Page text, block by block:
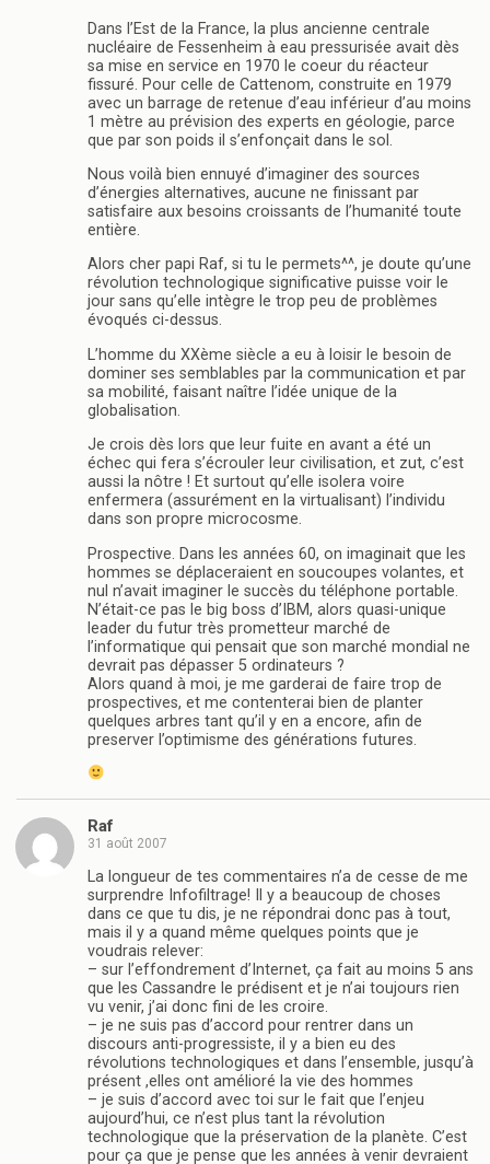
Dans l’Est de la France, la plus ancienne centrale
nucléaire de Fessenheim à eau pressurisée avait dès
sa mise en service en 1970 le coeur du réacteur
fissuré. Pour celle de Cattenom, construite en 1979
avec un barrage de retenue d’eau inférieur d’au moins
1 mètre au prévision des experts en géologie, parce
que par son poids il s’enfonçait dans le sol.
Nous voilà bien ennuyé d’imaginer des sources
d’énergies alternatives, aucune ne finissant par
satisfaire aux besoins croissants de l’humanité toute
entière.
Alors cher papi Raf, si tu le permets^^, je doute qu’une
révolution technologique significative puisse voir le
jour sans qu’elle intègre le trop peu de problèmes
évoqués ci-dessus.
L’homme du XXème siècle a eu à loisir le besoin de
dominer ses semblables par la communication et par
sa mobilité, faisant naître l’idée unique de la
globalisation.
Je crois dès lors que leur fuite en avant a été un
échec qui fera s’écrouler leur civilisation, et zut, c’est
aussi la nôtre ! Et surtout qu’elle isolera voire
enfermera (assurément en la virtualisant) l’individu
dans son propre microcosme.
Prospective. Dans les années 60, on imaginait que les
hommes se déplaceraient en soucoupes volantes, et
nul n’avait imaginer le succès du téléphone portable.
N’était-ce pas le big boss d’IBM, alors quasi-unique
leader du futur très prometteur marché de
l’informatique qui pensait que son marché mondial ne
devrait pas dépasser 5 ordinateurs ?
Alors quand à moi, je me garderai de faire trop de
prospectives, et me contenterai bien de planter
quelques arbres tant qu’il y en a encore, afin de
preserver l’optimisme des générations futures.
Raf
31 août 2007
La longueur de tes commentaires n’a de cesse de me
surprendre Infofiltrage! Il y a beaucoup de choses
dans ce que tu dis, je ne répondrai donc pas à tout,
mais il y a quand même quelques points que je
voudrais relever:
– sur l’effondrement d’Internet, ça fait au moins 5 ans
que les Cassandre le prédisent et je n’ai toujours rien
vu venir, j’ai donc fini de les croire.
– je ne suis pas d’accord pour rentrer dans un
discours anti-progressiste, il y a bien eu des
révolutions technologiques et dans l’ensemble, jusqu’à
présent ,elles ont amélioré la vie des hommes
– je suis d’accord avec toi sur le fait que l’enjeu
aujourd’hui, ce n’est plus tant la révolution
technologique que la préservation de la planète. C’est
pour ça que je pense que les années à venir devraient